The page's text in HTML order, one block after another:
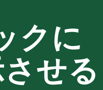
クに
せる